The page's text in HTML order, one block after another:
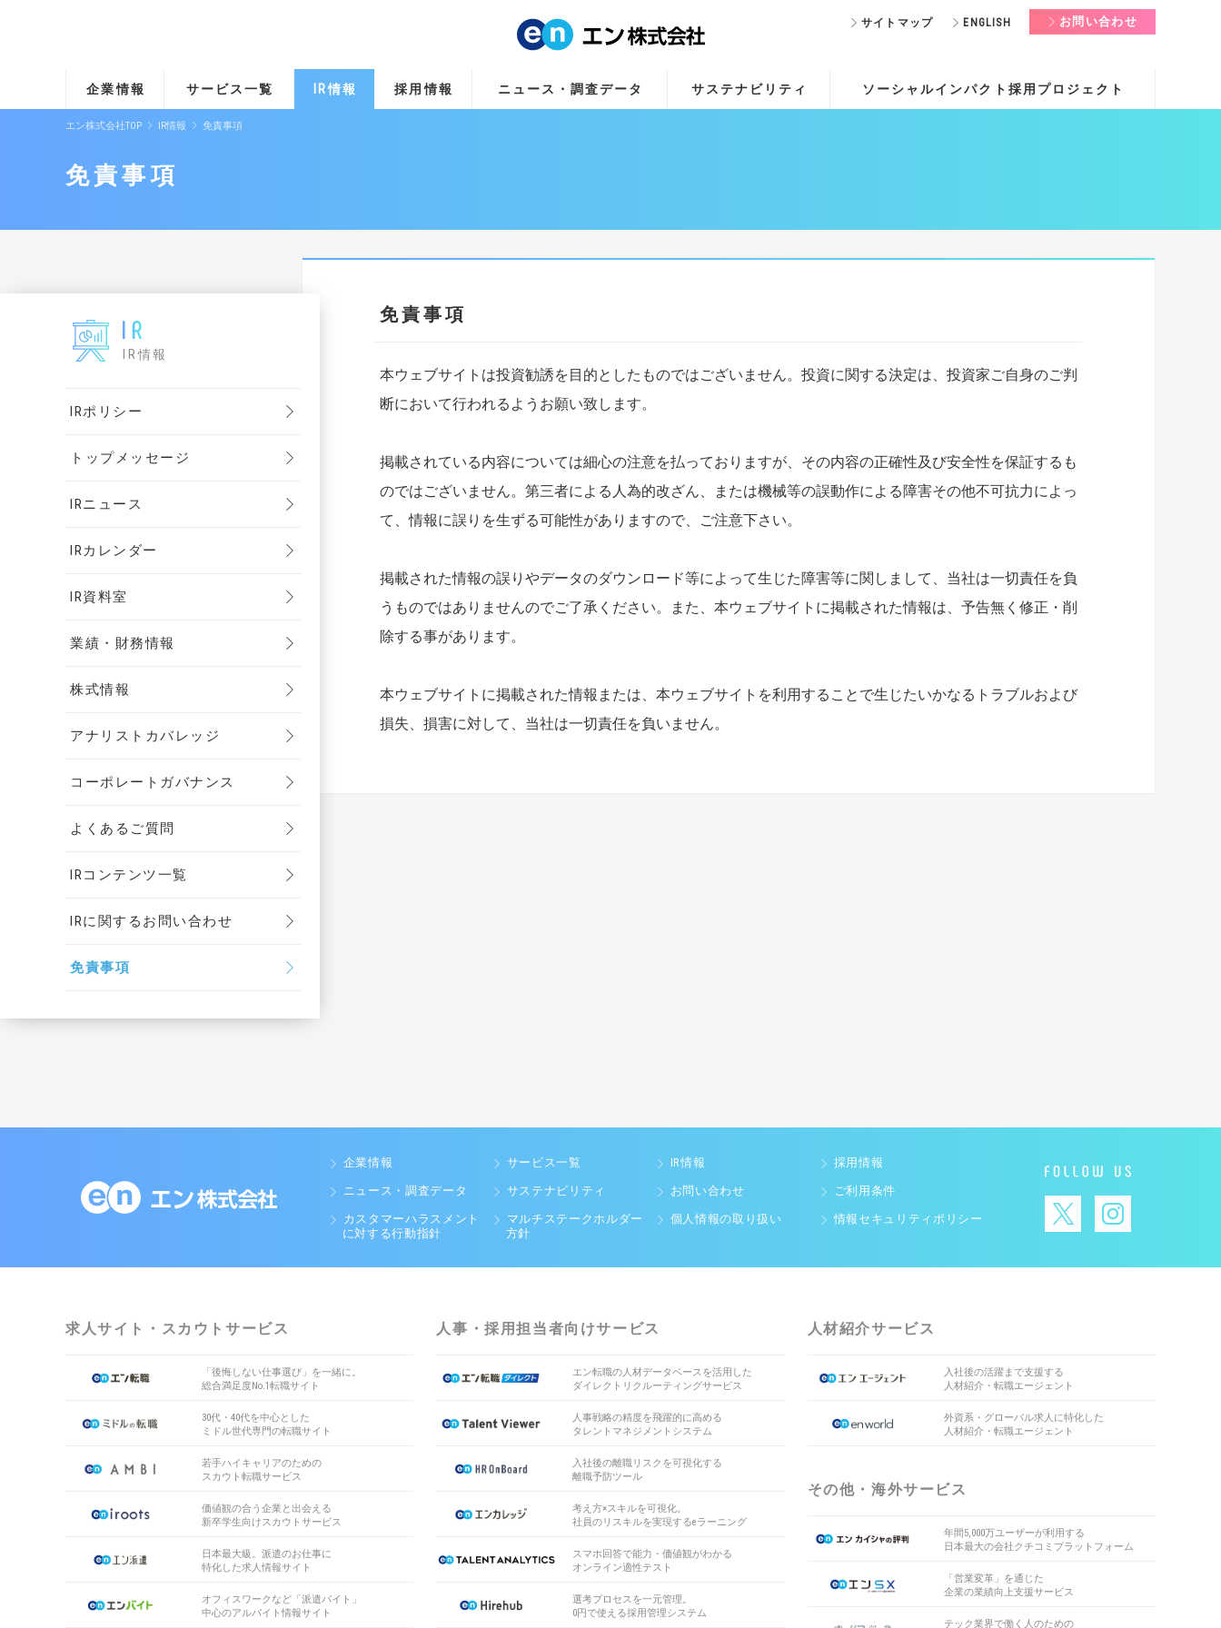
企業情報 サービス一覧 IR情報 採用情報 ニュース・調査データ サステナビリティ ソーシャルインパクト採用プロジェクト
サイトマップ ENGLISH お問い合わせ
エン株式会社TOP IR情報 免責事項
免責事項
IR情報
IRポリシー
トップメッセージ
IRニュース
IRカレンダー
IR資料室
業績・財務情報
株式情報
アナリストカバレッジ
コーポレートガバナンス
よくあるご質問
IRコンテンツ一覧
IRに関するお問い合わせ
免責事項
免責事項
本ウェブサイトは投資勧誘を目的としたものではございません。投資に関する決定は、投資家ご自身のご判
断において行われるようお願い致します。
掲載されている内容については細心の注意を払っておりますが、その内容の正確性及び安全性を保証するも
のではございません。第三者による人為的改ざん、または機械等の誤動作による障害その他不可抗力によっ
て、情報に誤りを生ずる可能性がありますので、ご注意下さい。
掲載された情報の誤りやデータのダウンロード等によって生じた障害等に関しまして、当社は一切責任を負
うものではありませんのでご了承ください。また、本ウェブサイトに掲載された情報は、予告無く修正・削
除する事があります。
本ウェブサイトに掲載された情報または、本ウェブサイトを利用することで生じたいかなるトラブルおよび
損失、損害に対して、当社は一切責任を負いません。
企業情報 サービス一覧 IR情報 採用情報
ニュース・調査データ サステナビリティ お問い合わせ ご利用条件
カスタマーハラスメント
に対する行動指針
マルチステークホルダー
方針
個人情報の取り扱い 情報セキュリティポリシー
求人サイト・スカウトサービス
「後悔しない仕事選び」を一緒に。
総合満足度No.1転職サイト
30代・40代を中心とした
ミドル世代専門の転職サイト
若手ハイキャリアのための
スカウト転職サービス
価値観の合う企業と出会える
新卒学生向けスカウトサービス
日本最大級。派遣のお仕事に
特化した求人情報サイト
オフィスワークなど「派遣バイト」
中心のアルバイト情報サイト
人事・採用担当者向けサービス
エン転職の人材データベースを活用した
ダイレクトリクルーティングサービス
人事戦略の精度を飛躍的に高める
タレントマネジメントシステム
入社後の離職リスクを可視化する
離職予防ツール
考え方×スキルを可視化。
社員のリスキルを実現するeラーニング
スマホ回答で能力・価値観がわかる
オンライン適性テスト
選考プロセスを一元管理。
0円で使える採用管理システム
人材紹介サービス
入社後の活躍まで支援する
人材紹介・転職エージェント
外資系・グローバル求人に特化した
人材紹介・転職エージェント
その他・海外サービス
年間5,000万ユーザーが利用する
日本最大の会社クチコミプラットフォーム
「営業変革」を通じた
企業の業績向上支援サービス
テック業界で働く人のための